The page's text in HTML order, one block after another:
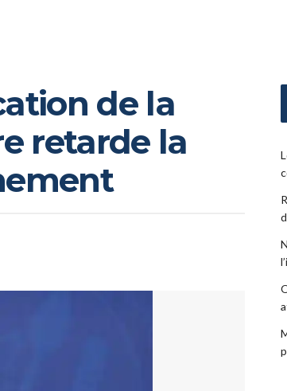
de la
retarde la